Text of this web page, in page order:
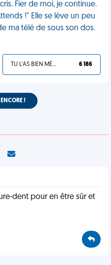
Fier de moi, je continue.
!" Elle se lève un peu
ma télé de sous son dos.
TU L'AS BIEN MÉRITÉ 6 186
!
dent pour en être sûr et